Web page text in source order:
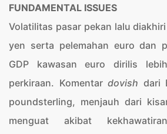
FUNDAMENTAL ISSUES
Volatilitas pasar pekan lalu
yen serta pelemahan euro dan
GDP kawasan euro dirilis
perkiraan. Komentar dovish dari
poundsterling, menjauh dari
menguat akibat